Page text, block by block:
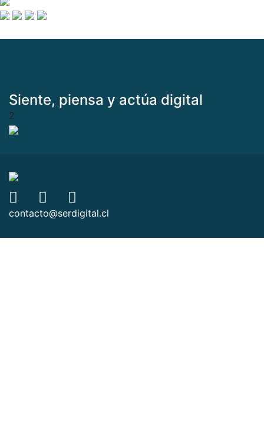
Siente, piensa y actúa digital
2
contacto@serdigital.cl